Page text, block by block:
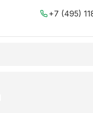
+7 (495)